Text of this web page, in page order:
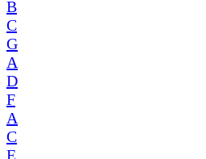
B
C
G
A
D
F
A
C
E